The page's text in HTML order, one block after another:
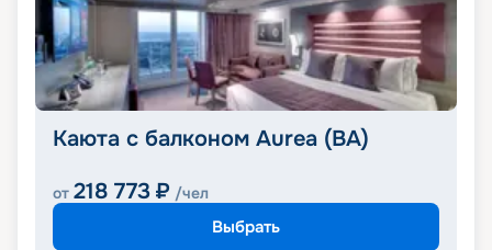
Каюта с балконом Aurea (BA)
от 218 773 ₽ /чел
Выбрать